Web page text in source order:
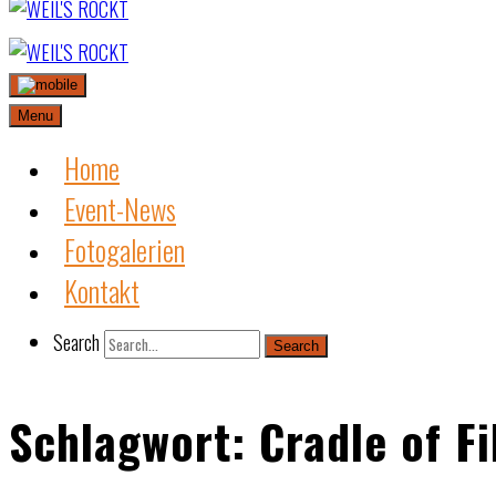
Skip
to
content
Menu
Home
Event-News
Fotogalerien
Kontakt
Search Search
Schlagwort: Cradle of